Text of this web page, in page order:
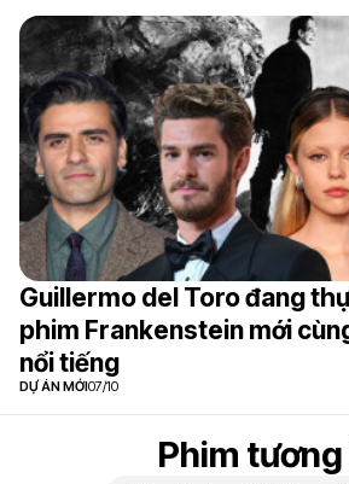
Guillermo del Toro đang
phim Frankenstein mới
nổi tiếng
DỰ ÁN MỚI07/10
Phim